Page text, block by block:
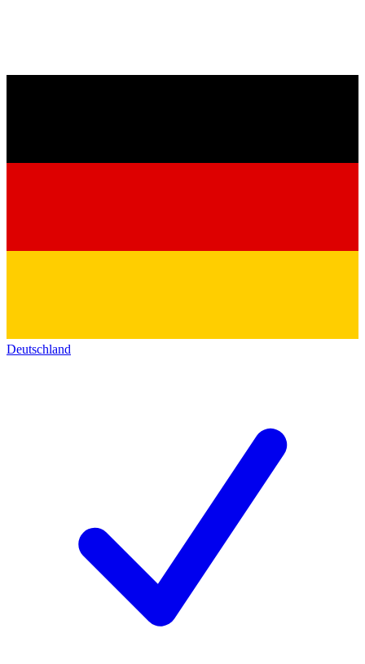
Deutschland